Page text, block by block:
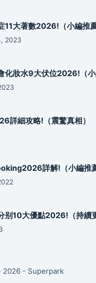
11大著數2026!（小編推薦
2023
化妝水9大伏位2026!（小
詳細攻略!（震驚真相）
詳解!（小編推
别10大優點2026!（持續
- Superpark